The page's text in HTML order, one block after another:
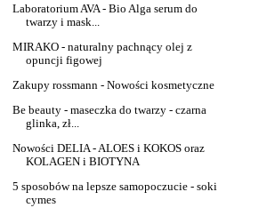
Laboratorium AVA - Bio Alga serum do
twarzy i mask...
MIRAKO - naturalny pachnący olej z
opuncji figowej
Zakupy rossmann - Nowości kosmetyczne
Be beauty - maseczka do twarzy - czarna
glinka, zł...
Nowości DELIA - ALOES i KOKOS oraz
KOLAGEN i BIOTYNA
5 sposobów na lepsze samopoczucie - soki
cymes